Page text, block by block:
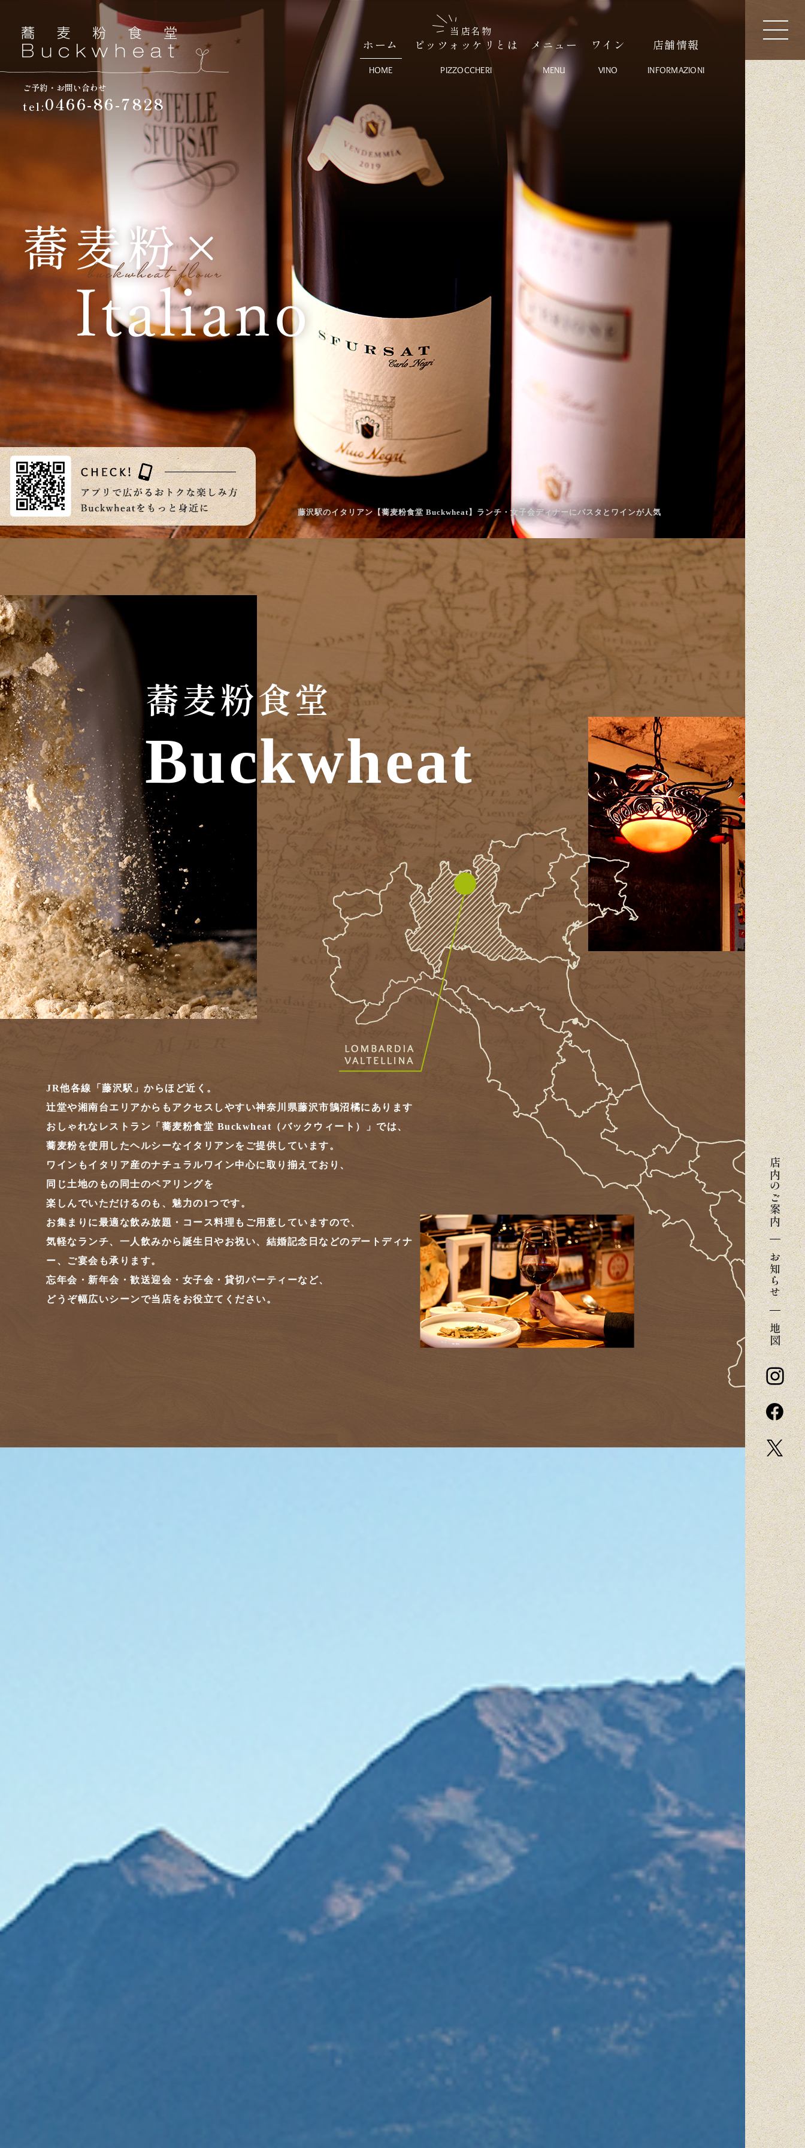
店内のご案内
お知らせ
地図
ご予約・お問い合わせ
tel:0466-86-7828
ホーム
HOME
当店名物
ピッツォッケリとは
PIZZOCCHERI
メニュー
MENU
ワイン
VINO
店舗情報
INFORMAZIONI
藤沢駅のイタリアン【蕎麦粉食堂 Buckwheat】ランチ・女子会ディナーにパスタとワインが人気
蕎麦粉食堂
Buckwheat
JR他各線「藤沢駅」からほど近く。
辻堂や湘南台エリアからもアクセスしやすい神奈川県藤沢市鵠沼橘にあります
おしゃれなレストラン「蕎麦粉食堂 Buckwheat（バックウィート）」では、
蕎麦粉を使用したヘルシーなイタリアンをご提供しています。
ワインもイタリア産のナチュラルワイン中心に取り揃えており、
同じ土地のもの同士のペアリングを
楽しんでいただけるのも、魅力の1つです。
お集まりに最適な飲み放題・コース料理もご用意していますので、
気軽なランチ、一人飲みから誕生日やお祝い、結婚記念日などのデートディナ
ー、ご宴会も承ります。
忘年会・新年会・歓送迎会・女子会・貸切パーティーなど、
どうぞ幅広いシーンで当店をお役立てください。